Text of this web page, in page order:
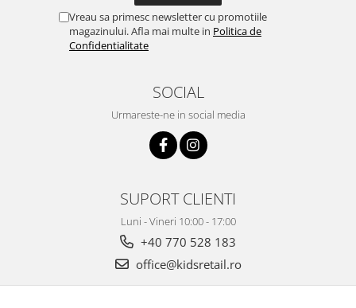
Vreau sa primesc newsletter cu promotiile
magazinului. Afla mai multe in Politica de
Confidentialitate
SOCIAL
Urmareste-ne in social media
SUPORT CLIENTI
Luni - Vineri 10:00 - 17:00
+40 770 528 183
office@kidsretail.ro